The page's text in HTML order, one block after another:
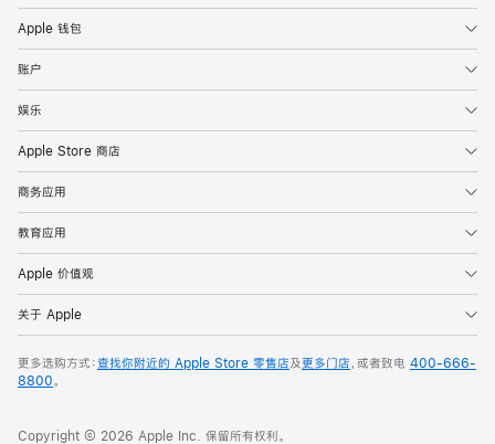
Apple 钱包
账户
娱乐
Apple Store 商店
商务应用
教育应用
Apple 价值观
关于 Apple
更多选购方式：查找你附近的 Apple Store 零售店及更多门店，或者致电 400-666-
8800。
Copyright © 2026 Apple Inc. 保留所有权利。